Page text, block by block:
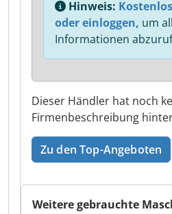
Dieser Händler hat noch
Firmenbeschreibung
Zu den Top-Angeboten
Hinweis:
oder einloggen, um
Informationen
Weitere gebrauchte